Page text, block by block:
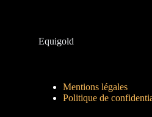
Equigold
Mentions légales
Politique de